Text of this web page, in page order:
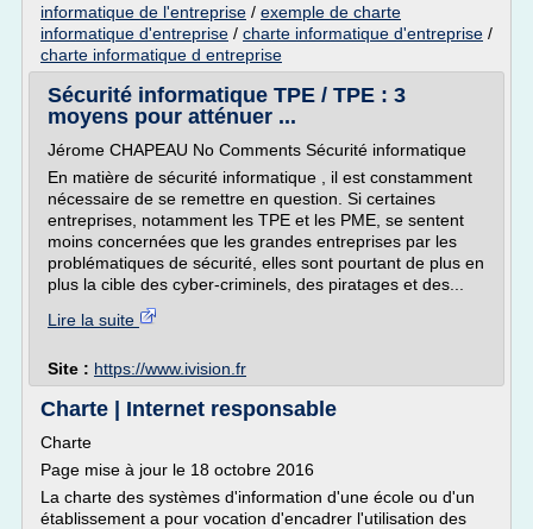
informatique de l'entreprise / exemple de charte
informatique d'entreprise / charte informatique d'entreprise /
charte informatique d entreprise
Sécurité informatique TPE / TPE : 3
moyens pour atténuer ...
Jérome CHAPEAU No Comments Sécurité informatique
En matière de sécurité informatique , il est constamment
nécessaire de se remettre en question. Si certaines
entreprises, notamment les TPE et les PME, se sentent
moins concernées que les grandes entreprises par les
problématiques de sécurité, elles sont pourtant de plus en
plus la cible des cyber-criminels, des piratages et des...
Lire la suite
Site : https://www.ivision.fr
Charte | Internet responsable
Charte
Page mise à jour le 18 octobre 2016
La charte des systèmes d'information d'une école ou d'un
établissement a pour vocation d'encadrer l'utilisation des